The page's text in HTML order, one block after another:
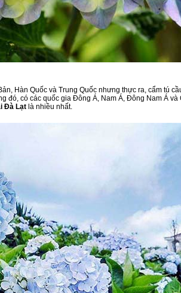
Hàn Quốc và Trung Quốc nhưng thực ra, cẩm tú
đó, có các quốc gia Đông Á, Nam Á, Đông Nam Á
Đà Lạt là nhiều nhất.